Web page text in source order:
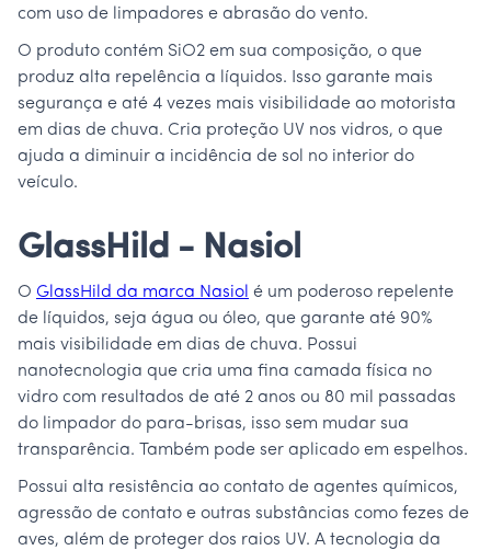
com uso de limpadores e abrasão do vento.
O produto contém SiO2 em sua composição, o que
produz alta repelência a líquidos. Isso garante mais
segurança e até 4 vezes mais visibilidade ao motorista
em dias de chuva. Cria proteção UV nos vidros, o que
ajuda a diminuir a incidência de sol no interior do
veículo.
GlassHild - Nasiol
O GlassHild da marca Nasiol é um poderoso repelente
de líquidos, seja água ou óleo, que garante até 90%
mais visibilidade em dias de chuva. Possui
nanotecnologia que cria uma fina camada física no
vidro com resultados de até 2 anos ou 80 mil passadas
do limpador do para-brisas, isso sem mudar sua
transparência. Também pode ser aplicado em espelhos.
Possui alta resistência ao contato de agentes químicos,
agressão de contato e outras substâncias como fezes de
aves, além de proteger dos raios UV. A tecnologia da